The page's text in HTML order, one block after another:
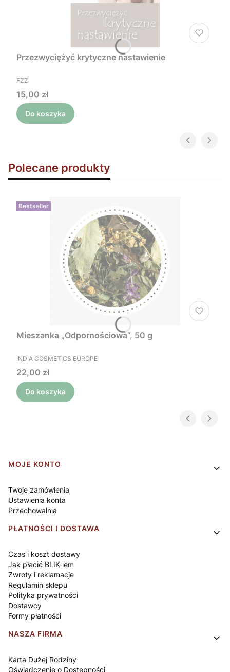
Przezwyciężyć krytyczne nastawienie
PRODUCENT
FZZ
Cena
15,00 zł
Do koszyka
Polecane produkty
Bestseller
Mieszanka „Odpornościowa”, 50 g
PRODUCENT
INDIA COSMETICS EUROPE
Cena
22,00 zł
Do koszyka
Linki w stopce
MOJE KONTO
Twoje zamówienia
Ustawienia konta
Przechowalnia
PŁATNOŚCI I DOSTAWA
Czas i koszt dostawy
Jak płacić BLIK-iem
Zwroty i reklamacje
Regulamin sklepu
Polityka prywatności
Dostawcy
Formy płatności
NASZA FIRMA
Karta Dużej Rodziny
Oświadczenie o Dostępności